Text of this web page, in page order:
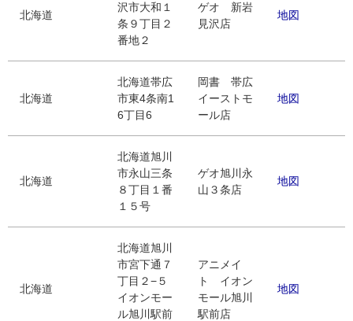
北海道
沢市大和１
条９丁目２
番地２
ゲオ 新岩
見沢店
地図
北海道
北海道帯広
市東4条南1
6丁目6
岡書 帯広
イーストモ
ール店
地図
北海道
北海道旭川
市永山三条
８丁目１番
１５号
ゲオ旭川永
山３条店
地図
北海道
北海道旭川
市宮下通７
丁目２−５
イオンモー
ル旭川駅前
アニメイ
ト イオン
モール旭川
駅前店
地図